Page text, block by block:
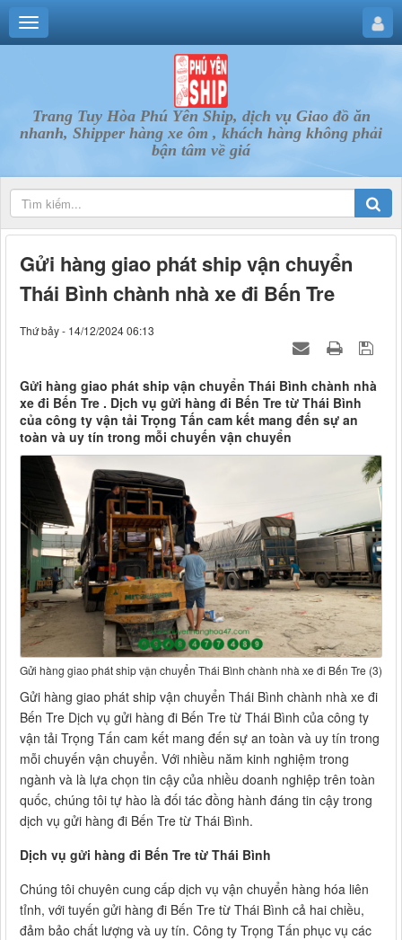
Trang Tuy Hòa Phú Yên Ship, dịch vụ Giao đồ ăn
nhanh, Shipper hàng xe ôm , khách hàng không phải
bận tâm về giá
Gửi hàng giao phát ship vận chuyển
Thái Bình chành nhà xe đi Bến Tre
Thứ bảy - 14/12/2024 06:13
Gửi hàng giao phát ship vận chuyển Thái Bình chành nhà
xe đi Bến Tre . Dịch vụ gửi hàng đi Bến Tre từ Thái Bình
của công ty vận tải Trọng Tấn cam kết mang đến sự an
toàn và uy tín trong mỗi chuyến vận chuyển
Gửi hàng giao phát ship vận chuyển Thái Bình chành nhà xe đi Bến Tre (3)
Gửi hàng giao phát ship vận chuyển Thái Bình chành nhà xe đi
Bến Tre Dịch vụ gửi hàng đi Bến Tre từ Thái Bình của công ty
vận tải Trọng Tấn cam kết mang đến sự an toàn và uy tín trong
mỗi chuyến vận chuyển. Với nhiều năm kinh nghiệm trong
ngành và là lựa chọn tin cậy của nhiều doanh nghiệp trên toàn
quốc, chúng tôi tự hào là đối tác đồng hành đáng tin cậy trong
dịch vụ gửi hàng đi Bến Tre từ Thái Bình.
Dịch vụ gửi hàng đi Bến Tre từ Thái Bình
Chúng tôi chuyên cung cấp dịch vụ vận chuyển hàng hóa liên
tỉnh, với tuyến gửi hàng đi Bến Tre từ Thái Bình cả hai chiều,
đảm bảo chất lượng và uy tín. Công ty Trọng Tấn phục vụ các